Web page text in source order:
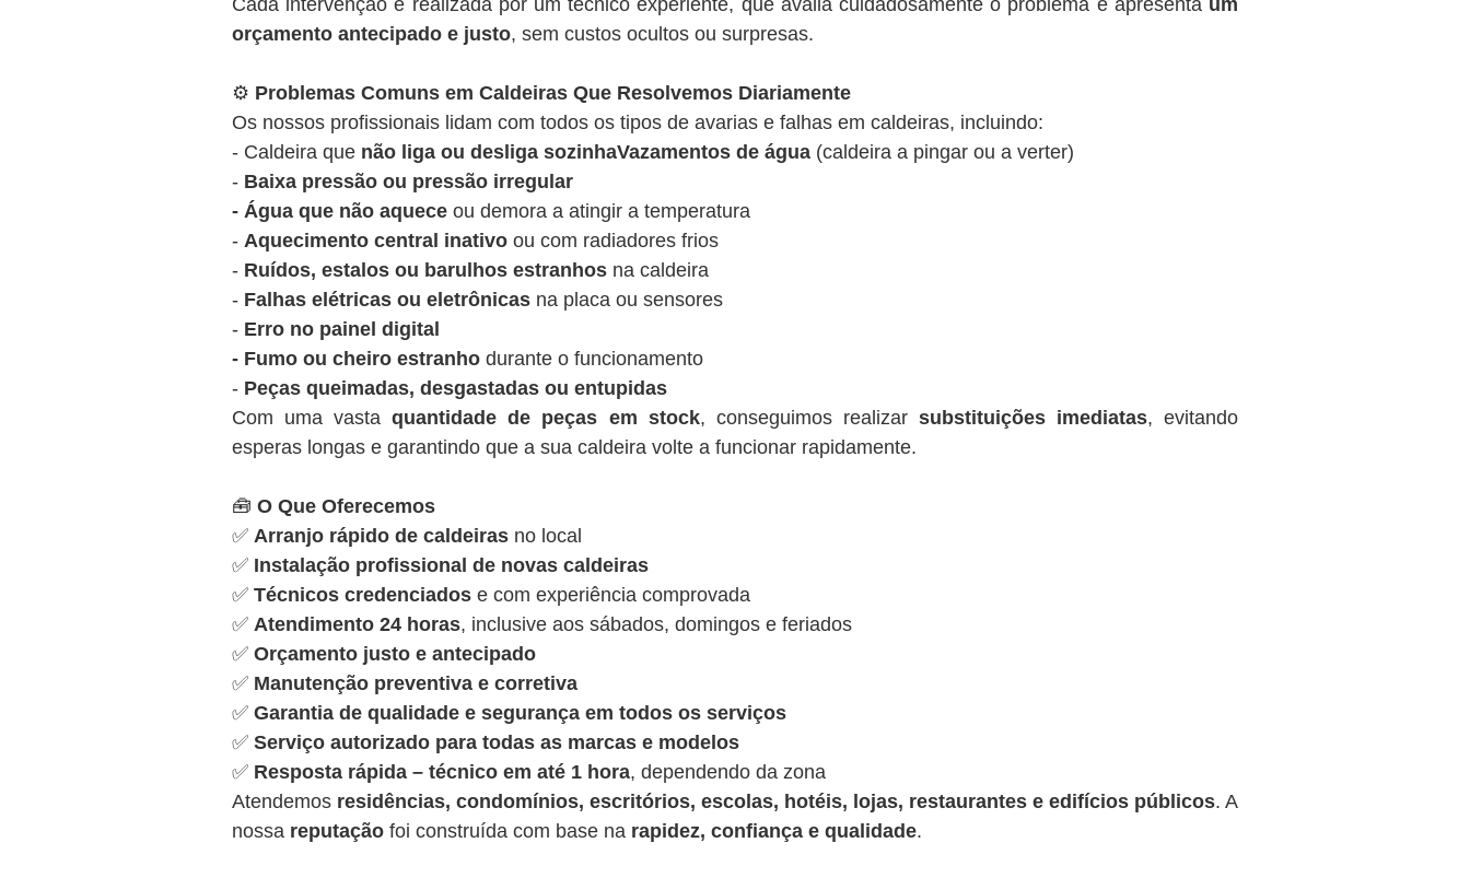
Cada intervenção é realizada por um técnico experiente, que avalia cuidadosamente o problema e apresenta um
orçamento antecipado e justo, sem custos ocultos ou surpresas.
⚙️ Problemas Comuns em Caldeiras Que Resolvemos Diariamente
Os nossos profissionais lidam com todos os tipos de avarias e falhas em caldeiras, incluindo:
- Caldeira que não liga ou desliga sozinhaVazamentos de água (caldeira a pingar ou a verter)
- Baixa pressão ou pressão irregular
- Água que não aquece ou demora a atingir a temperatura
- Aquecimento central inativo ou com radiadores frios
- Ruídos, estalos ou barulhos estranhos na caldeira
- Falhas elétricas ou eletrônicas na placa ou sensores
- Erro no painel digital
- Fumo ou cheiro estranho durante o funcionamento
- Peças queimadas, desgastadas ou entupidas
Com uma vastaquantidade de peças em stock, conseguimos realizar substituições imediatas, evitando
esperas longas e garantindo que a sua caldeira volte a funcionar rapidamente.
🧰 O Que Oferecemos
✅ Arranjo rápido de caldeiras no local
✅ Instalação profissional de novas caldeiras
✅ Técnicos credenciados e com experiência comprovada
✅ Atendimento 24 horas, inclusive aos sábados, domingos e feriados
✅ Orçamento justo e antecipado
✅ Manutenção preventiva e corretiva
✅ Garantia de qualidade e segurança em todos os serviços
✅ Serviço autorizado para todas as marcas e modelos
✅ Resposta rápida – técnico em até 1 hora, dependendo da zona
Atendemos residências, condomínios, escritórios, escolas, hotéis, lojas, restaurantes e edifícios públicos. A
nossa reputação foi construída com base na rapidez, confiança e qualidade.